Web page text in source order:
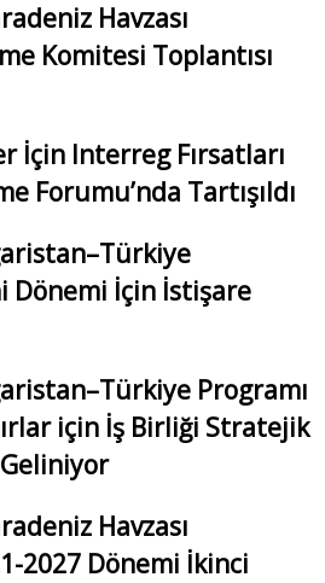
Havzası
Komitesi Toplantısı
İçin Interreg Fırsatları
Forumu’nda Tartışıldı
Dönemi İçin İstişare
Programı
için İş Birliği Stratejik
Havzası
2027 Dönemi İkinci